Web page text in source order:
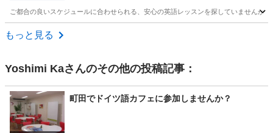
ご都合の良いスケジュールに合わせられる、安心の英語レッスンを探していませんか
千葉 大網白里市
もっと見る
Yoshimi Kaさんのその他の投稿記事：
町田でドイツ語カフェに参加しませんか？